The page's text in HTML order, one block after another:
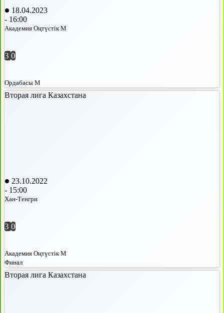
18.04.2023
- 16:00
Академия Оңтүстік М
3 0
Ордабасы М
Вторая лига Казахстана
23.10.2022
- 15:00
Хан-Тенгри
3 0
Академия Оңтүстік М
Финал
Вторая лига Казахстана